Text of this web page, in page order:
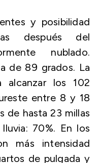
y posibilidad
después del
nublado.
de 89 grados. La
alcanzar los 102
entre 8 y 18
de hasta 23 millas
70%. En los
más intensidad
de pulgada y